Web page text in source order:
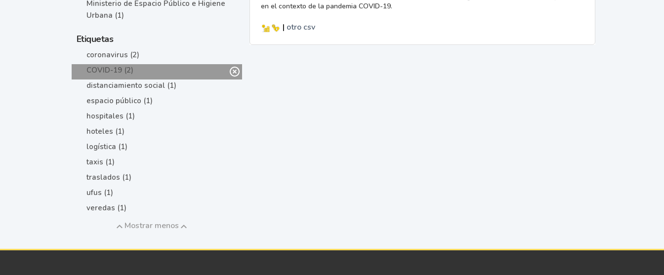
Ministerio de Espacio Público e Higiene
Urbana (1)
Etiquetas
coronavirus (2)
COVID-19 (2)
distanciamiento social (1)
espacio público (1)
hospitales (1)
hoteles (1)
logística (1)
taxis (1)
traslados (1)
ufus (1)
veredas (1)
Mostrar menos
en el contexto de la pandemia COVID-19.
| otro csv